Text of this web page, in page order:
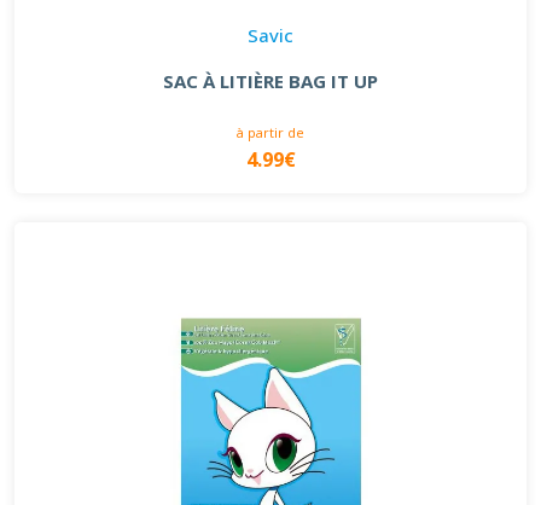
Savic
SAC À LITIÈRE BAG IT UP
à partir de
4.99€